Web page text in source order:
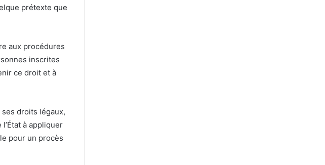
prétexte que
aux procédures
inscrites
ce droit et à
droits légaux,
à appliquer
pour un procès